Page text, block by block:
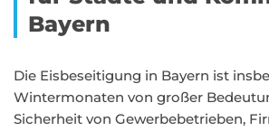
Bayern
Die Eisbeseitigung in Bayern ist
Wintermonaten von großer
Sicherheit von Gewerbebetrieben,